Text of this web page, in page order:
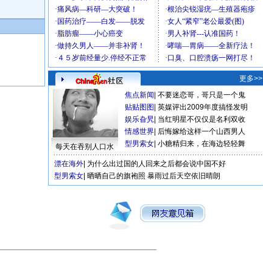
更多>>
每天在吞别人口水
焦点新闻 不要迷恋哥，哥只是一个鬼
贴贴图图 英媒评出2009年度搞怪发明
娱乐旮旯 当红明星不仅仅是名利双收
情感世界 后悔嫁给这样一个山西男人
型男索女 小糖精归来，在海边轻轻舞
漂在海外 为什么出过国的人回来之后都会说中国不好
型男索女 晒晒自己的旗袍照 暴雨过后天空依旧晴朗